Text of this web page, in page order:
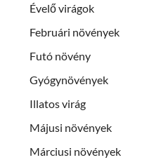
Évelő virágok
Februári növények
Futó növény
Gyógynövények
Illatos virág
Májusi növények
Márciusi növények